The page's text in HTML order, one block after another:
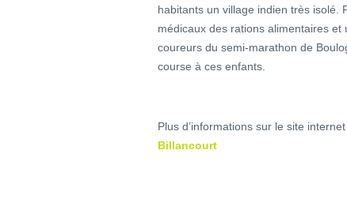
habitants un village indien très isolé.
médicaux des rations alimentaires et
coureurs du semi-marathon de
course à ces enfants.
Plus d’informations sur le site
Billancourt